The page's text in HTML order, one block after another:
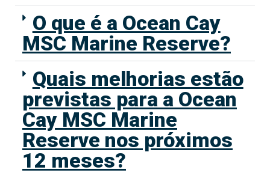
O que é a Ocean Cay
MSC Marine Reserve?
Quais melhorias estão
previstas para a Ocean
Cay MSC Marine
Reserve nos próximos
12 meses?